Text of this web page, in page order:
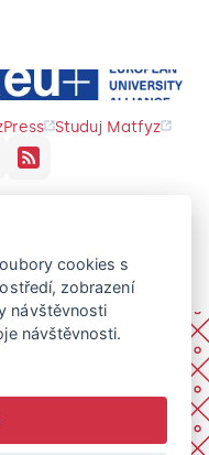
Studuj Matfyz
cookies s
zobrazení
návštěvnosti
návštěvnosti.